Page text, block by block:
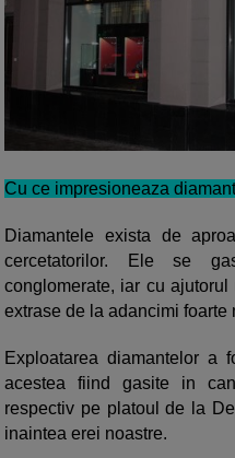
Cu ce impresioneaza
Diamantele exista de
cercetatorilor. Ele se
conglomerate, iar cu
extrase de la adancimi
Exploatarea diamantelor a
acestea fiind gasite in
respectiv pe platoul de la
inaintea erei noastre.